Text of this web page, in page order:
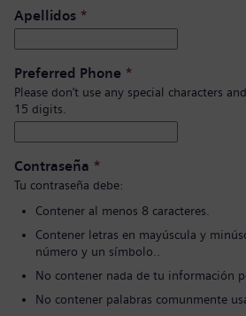
Apellidos *
Preferred Phone *
Please don’t use any special characters
15 digits.
Contraseña *
Tu contraseña debe:
Contener al menos 8 caracteres.
Contener letras en mayúscula y
número y un símbolo..
No contener nada de tu información
No contener palabras comunmente